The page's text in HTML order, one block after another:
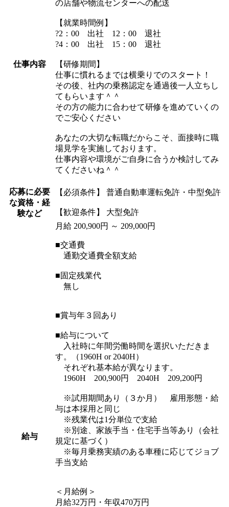
仕事内容
の店舗や物流センターへの配送
【就業時間例】
?2：00 出社 12：00 退社
?4：00 出社 15：00 退社
【研修期間】
仕事に慣れるまでは横乗りでのスタート！
その後、社内の乗務認定を通過後一人立ちし
てもらいます＾＾
その方の能力に合わせて研修を進めていくの
でご安心ください
あなたの大切な転職だからこそ、面接時に職
場見学を実施しております。
仕事内容や環境がご自身に合うか検討してみ
てくださいね＾＾
応募に必要
な資格・経
験など
【必須条件】 普通自動車運転免許・中型免許
【歓迎条件】 大型免許
給与
月給 200,900円 ～ 209,000円
■交通費
通勤交通費全額支給
■固定残業代
無し
■賞与年３回あり
■給与について
入社時に年間労働時間を選択いただきま
す。（1960H or 2040H）
それぞれ基本給が異なります。
1960H 200,900円 2040H 209,200円
※試用期間あり（３か月） 雇用形態・給
与は本採用と同じ
※残業代は1分単位で支給
※別途、家族手当・住宅手当等あり（会社
規定に基づく）
※毎月乗務実績のある車種に応じてジョブ
手当支給
＜月給例＞
月給32万円・年収470万円